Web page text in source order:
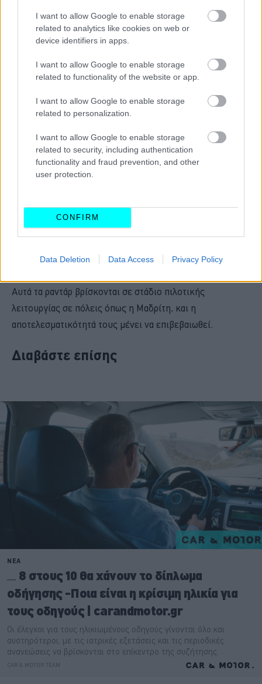
I want to allow Google to enable storage
related to analytics like cookies on web or
device identifiers in apps.
I want to allow Google to enable storage
related to functionality of the website or app.
I want to allow Google to enable storage
related to personalization.
I want to allow Google to enable storage
related to security, including authentication
functionality and fraud prevention, and other
user protection.
CONFIRM
Data Deletion Data Access Privacy Policy
απαγορεύσει άμεσα τη κυκλοφορία παλιών αυτοκινήτων,
αλλάθα καταστήσει ασύμφορη οικονομικά τη
θα δέχεται ο οδηγός θα λειτουργούν αποτρεπτικά.
Αυτά τα ραντάρ βρίσκονται σε στάδιο πιλοτικής
λειτουργίας σε πόλεις όπως η Μαδρίτη, και η
αποτελεσματικότητά τους μένει να επιβεβαιωθεί.
Διαβάστε επίσης